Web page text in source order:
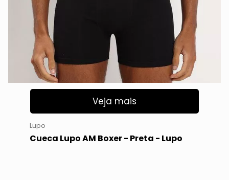
Veja mais
Lupo
Cueca Lupo AM Boxer - Preta - Lupo